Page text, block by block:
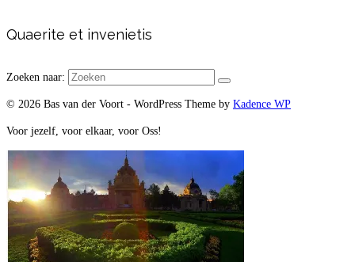
Quaerite et invenietis
Zoeken naar:
© 2026 Bas van der Voort - WordPress Theme by Kadence WP
Voor jezelf, voor elkaar, voor Oss!